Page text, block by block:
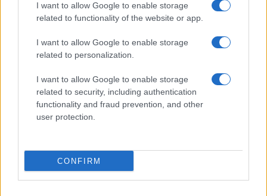
I want to allow Google to enable storage
related to functionality of the website or app.
I want to allow Google to enable storage
related to personalization.
I want to allow Google to enable storage
related to security, including authentication
functionality and fraud prevention, and other
user protection.
CONFIRM